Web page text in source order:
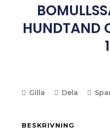
HUNDTAND
Gilla Dela
BESKRIVNING